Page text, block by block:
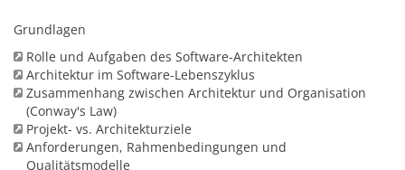
Grundlagen
Rolle und Aufgaben des Software-Architekten
Architektur im Software-Lebenszyklus
Zusammenhang zwischen Architektur und Organisation
(Conway's Law)
Projekt- vs. Architekturziele
Anforderungen, Rahmenbedingungen und
Qualitätsmodelle